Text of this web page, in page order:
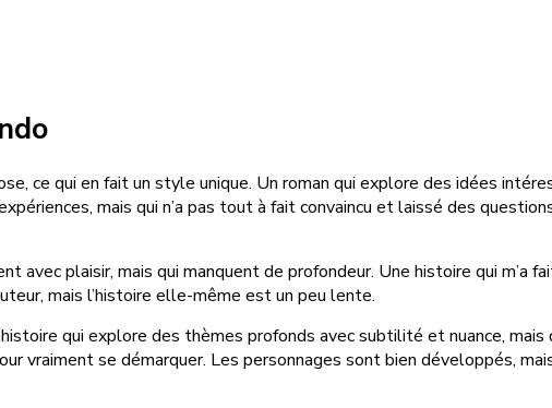
ce qui en fait un style unique. Un roman qui explore des idées
mais qui n’a pas tout à fait convaincu et laissé des
avec plaisir, mais qui manquent de profondeur. Une histoire qui m’a
mais l’histoire elle-même est un peu lente.
qui explore des thèmes profonds avec subtilité et nuance,
vraiment se démarquer. Les personnages sont bien développés,